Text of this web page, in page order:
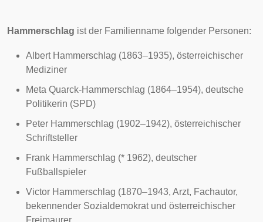
Hammerschlag ist der Familienname folgender Personen:
Albert Hammerschlag (1863–1935), österreichischer
Mediziner
Meta Quarck-Hammerschlag (1864–1954), deutsche
Politikerin (SPD)
Peter Hammerschlag (1902–1942), österreichischer
Schriftsteller
Frank Hammerschlag (* 1962), deutscher
Fußballspieler
Victor Hammerschlag (1870–1943, Arzt, Fachautor,
bekennender Sozialdemokrat und österreichischer
Freimaurer